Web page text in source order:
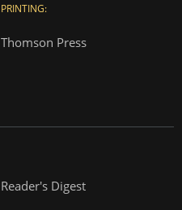
PRINTING:
Thomson Press
Reader's Digest